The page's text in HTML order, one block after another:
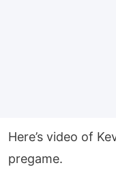
Here’s video of
pregame.